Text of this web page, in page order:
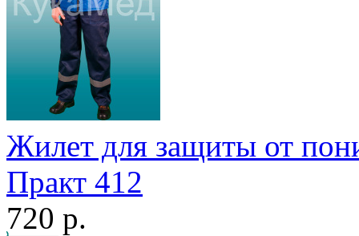
Жилет для защиты от
Практ 412
720 р.